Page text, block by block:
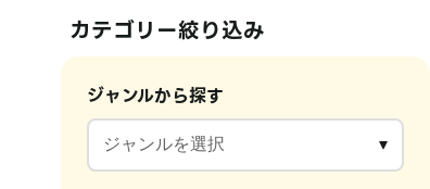
カテゴリー絞り込み
ジャンルから探す